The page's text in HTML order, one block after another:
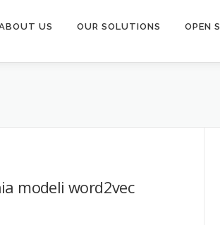
US OUR SOLUTIONS OPEN
modeli word2vec